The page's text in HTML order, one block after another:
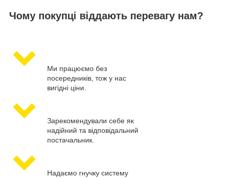
Чому покупці віддають перевагу нам?
Ми працюємо без
посередників, тож у нас
вигідні ціни.
Зарекомендували себе як
надійний та відповідальний
постачальник.
Надаємо гнучку систему